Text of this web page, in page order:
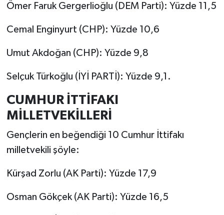
Ömer Faruk Gergerlioğlu (DEM Parti): Yüzde 11,5
Cemal Enginyurt (CHP): Yüzde 10,6
Umut Akdoğan (CHP): Yüzde 9,8
Selçuk Türkoğlu (İYİ PARTİ): Yüzde 9,1.
CUMHUR İTTİFAKI
MİLLETVEKİLLERİ
Gençlerin en beğendiği 10 Cumhur İttifakı
milletvekili şöyle:
Kürşad Zorlu (AK Parti): Yüzde 17,9
Osman Gökçek (AK Parti): Yüzde 16,5